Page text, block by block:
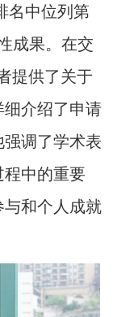
名中位列第
成果。在交
提供了关于
介绍了申请
调了学术表
程中的重要
和个人成就